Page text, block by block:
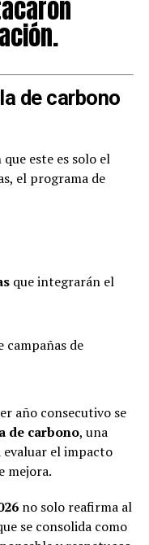
de carbono
este es solo el
el programa de
que integrarán el
campañas de
año consecutivo se
de carbono, una
el impacto
mejora.
no solo reafirma al
se consolida como